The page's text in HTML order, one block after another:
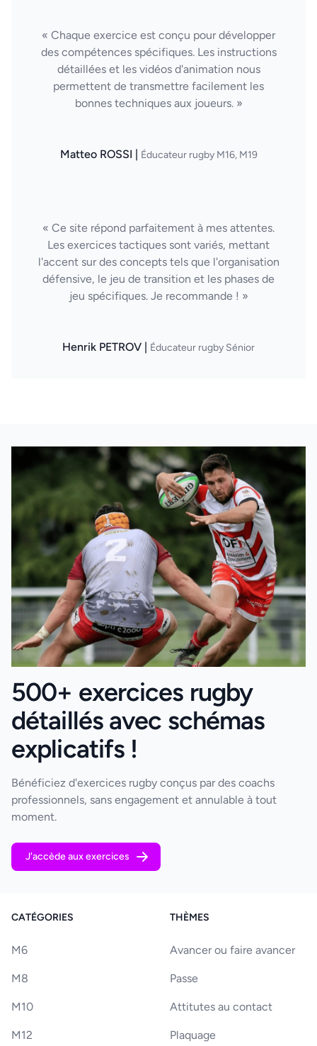
« Chaque exercice est conçu pour développer
des compétences spécifiques. Les instructions
détaillées et les vidéos d'animation nous
permettent de transmettre facilement les
bonnes techniques aux joueurs. »
Matteo ROSSI | Éducateur rugby M16, M19
« Ce site répond parfaitement à mes attentes.
Les exercices tactiques sont variés, mettant
l'accent sur des concepts tels que l'organisation
défensive, le jeu de transition et les phases de
jeu spécifiques. Je recommande ! »
Henrik PETROV | Éducateur rugby Sénior
500+ exercices rugby
détaillés avec schémas
explicatifs !
Bénéficiez d'exercices rugby conçus par des coachs
professionnels, sans engagement et annulable à tout
moment.
J'accède aux exercices
CATÉGORIES
M6
M8
M10
M12
THÈMES
Avancer ou faire avancer
Passe
Attitutes au contact
Plaquage